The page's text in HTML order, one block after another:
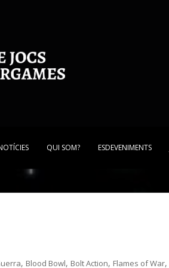
QUI SOM? ESDEVENIMENTS
, Blood Bowl, Bolt Action, Flames of War,